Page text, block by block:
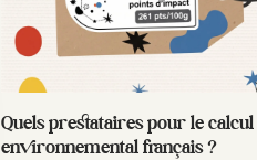
Quels prestataires pour le
environnemental français ?